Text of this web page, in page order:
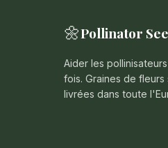
🌼Pollinator
Aider les
fois. Graines de
livrées dans toute